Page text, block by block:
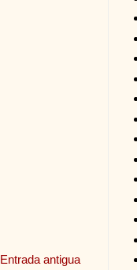
Entrada antigua